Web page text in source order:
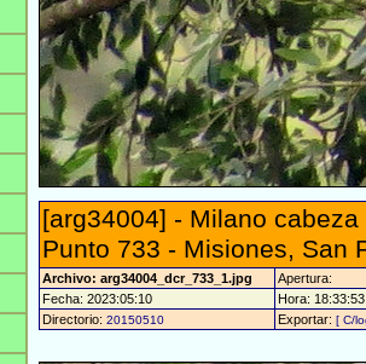
[arg34004] - Milano
Punto 733 - Misiones, San
Archivo: arg34004_dcr_733_1.jpg
Apertura:
Fecha: 2023:05:10
Hora:
Directorio: 20150510 Exportar: [ C/